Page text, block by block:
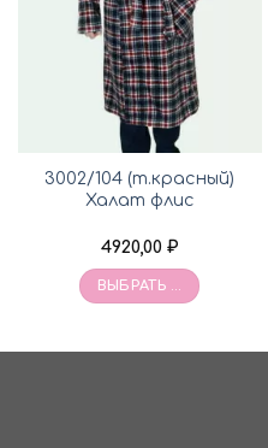
3002/104 (т.красный)
Халат флис
4920,00₽
ВЫБРАТЬ ...